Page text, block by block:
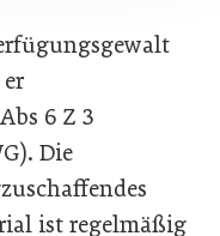
6 Z 3
Die
ist regelmäßig